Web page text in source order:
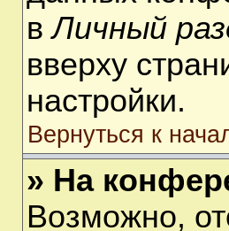
вЛичный
вверху
настройки.
Вернуться к
» На
Возможно,